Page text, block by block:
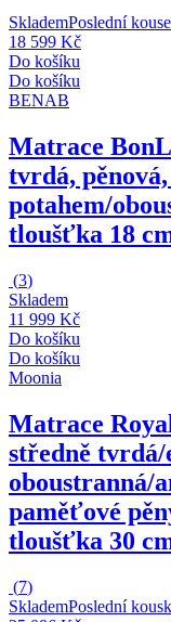
SklademPoslední
18 599 Kč
Do košíku
Do košíku
BENAB
Matrace
tvrdá,
potahem/
tloušťka 18
(3)
Skladem
11 999 Kč
Do košíku
Do košíku
Moonia
Matrace
středně
oboustranná/
paměťové
tloušťka 30
(7)
SklademPoslední